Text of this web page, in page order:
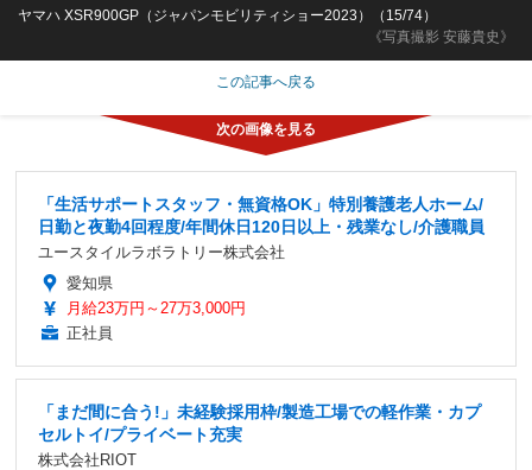
《写真撮影 安藤貴史》
ヤマハ XSR900GP（ジャパンモビリティショー2023）（15/74）
この記事へ戻る
「生活サポートスタッフ・無資格OK」特別養護老人ホーム/
日勤と夜勤4回程度/年間休日120日以上・残業なし/介護職員
ユースタイルラボラトリー株式会社
愛知県
月給23万円～27万3,000円
正社員
「まだ間に合う!」未経験採用枠/製造工場での軽作業・カプ
セルトイ/プライベート充実
株式会社RIOT